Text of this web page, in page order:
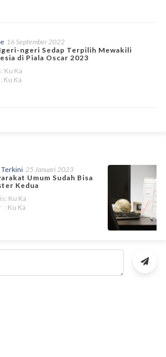
16 September 2022
ngeri Sedap Terpilih Mewakili
di Piala Oscar 2023
Ku Ka
Ku Ka
Terkini 25 Januari 2023
Umum Sudah Bisa
Kedua
Ku Ka
: Ku Ka